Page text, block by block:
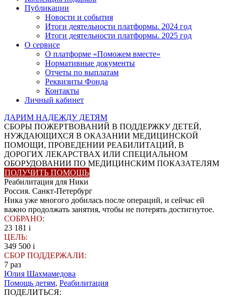
Публикации
Новости и события
Итоги деятельности платформы. 2024 год
Итоги деятельности платформы. 2025 год
О сервисе
О платформе «Поможем вместе»
Нормативные документы
Отчеты по выплатам
Реквизиты Фонда
Контакты
Личный кабинет
ДАРИМ НАДЕЖДУ ДЕТЯМ
СБОРЫ ПОЖЕРТВОВАНИЙ В ПОДДЕРЖКУ ДЕТЕЙ,
НУЖДАЮЩИХСЯ В ОКАЗАНИИ МЕДИЦИНСКОЙ
ПОМОЩИ, ПРОВЕДЕНИИ РЕАБИЛИТАЦИЙ, В
ДОРОГИХ ЛЕКАРСТВАХ ИЛИ СПЕЦИАЛЬНОМ
ОБОРУДОВАНИИ ПО МЕДИЦИНСКИМ ПОКАЗАТЕЛЯМ
ПОЛУЧИТЬ ПОМОЩЬ
Реабилитация для Ники
Россия. Санкт-Петербург
Ника уже многого добилась после операций, и сейчас ей
важно продолжать занятия, чтобы не потерять достигнутое.
СОБРАНО:
23 181 i
ЦЕЛЬ:
349 500 i
СБОР ПОДДЕРЖАЛИ:
7 раз
Юлия Шахмамедова
Помощь детям, Реабилитация
ПОДЕЛИТЬСЯ: